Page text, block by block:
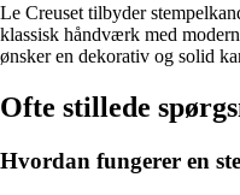
Le Creuset tilbyder
klassisk håndværk med
ønsker en dekorativ og solid
Ofte stillede
Hvordan fungerer en